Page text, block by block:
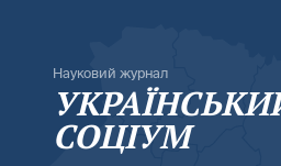
Науковий журнал
СОЦІУМ